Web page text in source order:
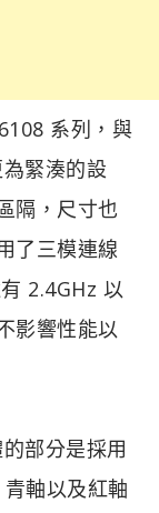
系列，與
緊湊的設
隔，尺寸也
了三模連線
2.4GHz 以
影響性能以
部分是採用
軸以及紅軸